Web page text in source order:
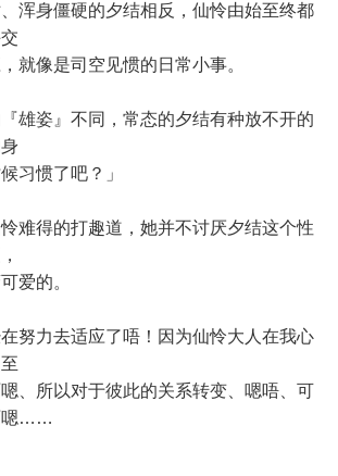
身僵硬的夕结相反，仙怜由始至终都
就像是司空见惯的日常小事。
姿』不同，常态的夕结有种放不开的
习惯了吧？」
得的打趣道，她并不讨厌夕结这个性
爱的。
力去适应了唔！因为仙怜大人在我心
、所以对于彼此的关系转变、嗯唔、可
嗯……